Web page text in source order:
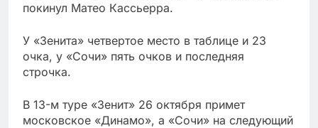
покинул Матео Кассьерра.
У «Зенита» четвертое место в таблице и 23
очка, у «Сочи» пять очков и последняя
строчка.
В 13-м туре «Зенит» 26 октября примет
московское «Динамо», а «Сочи» на следующий